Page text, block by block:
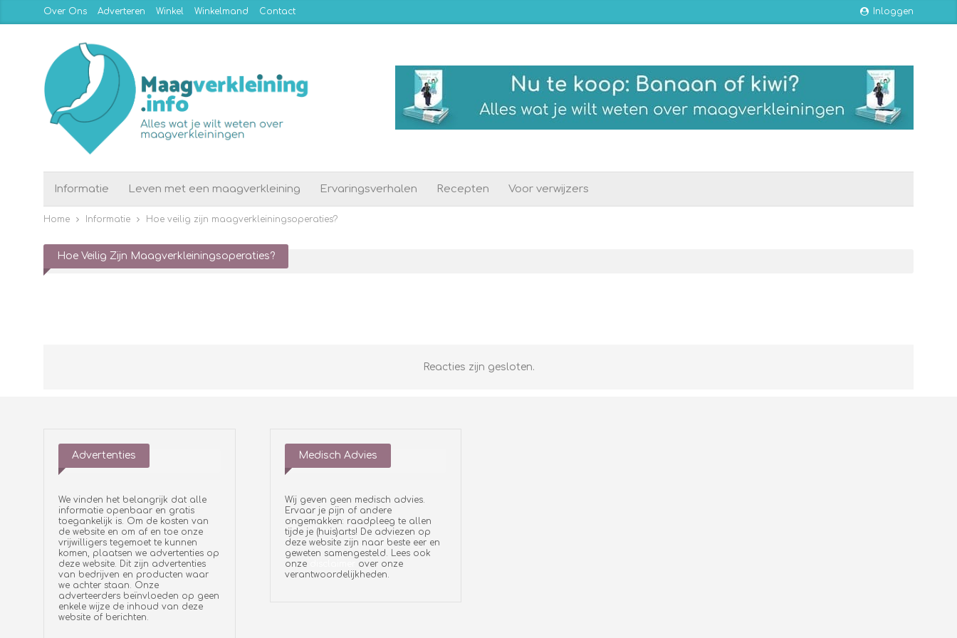
Inloggen
Over Ons Adverteren Winkel Winkelmand Contact
Informatie Leven met een maagverkleining Ervaringsverhalen Recepten Voor verwijzers
Home Informatie Hoe veilig zijn maagverkleiningsoperaties?
Hoe Veilig Zijn Maagverkleiningsoperaties?
Reacties zijn gesloten.
Advertenties
We vinden het belangrijk dat alle
informatie openbaar en gratis
toegankelijk is. Om de kosten van
de website en om af en toe onze
vrijwilligers tegemoet te kunnen
komen, plaatsen we advertenties op
deze website. Dit zijn advertenties
van bedrijven en producten waar
we achter staan. Onze
adverteerders beïnvloeden op geen
enkele wijze de inhoud van deze
website of berichten.
Medisch Advies
Wij geven geen medisch advies.
Ervaar je pijn of andere
ongemakken: raadpleeg te allen
tijde je (huis)arts! De adviezen op
deze website zijn naar beste eer en
geweten samengesteld. Lees ook
onze
over onze
verantwoordelijkheden.